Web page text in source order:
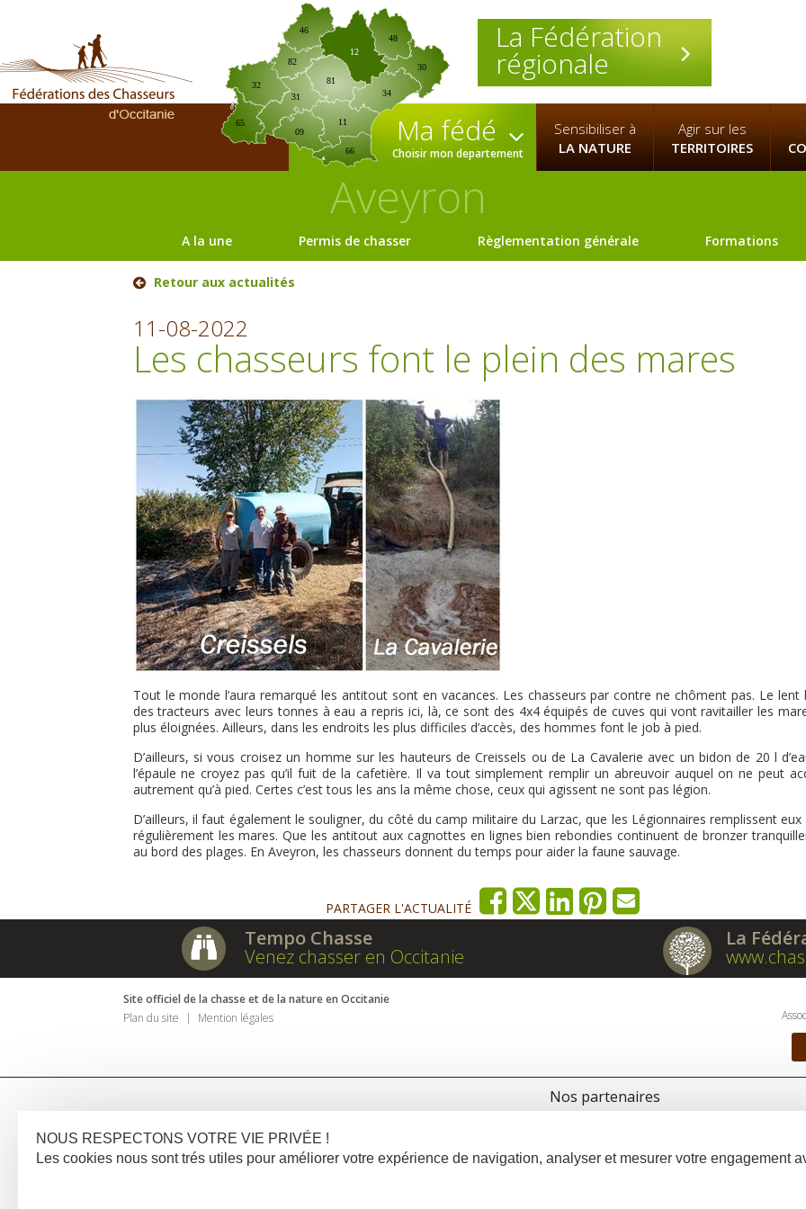
La Fédération
régionale
09
12
30
31
32
34
46
65
66
81
82
11
48
Ma fédé
Choisir mon departement
Sensibiliser à
LA NATURE
Agir sur les
TERRITOIRES
Aveyron
A la une Permis de chasser Règlementation générale Formations
Retour aux actualités
11-08-2022
Les chasseurs font le plein des mares
Tout le monde l’aura remarqué les antitout sont en vacances. Les chasseurs par contre ne chôment pas. Le lent
des tracteurs avec leurs tonnes à eau a repris ici, là, ce sont des 4x4 équipés de cuves qui vont ravitailler les
plus éloignées. Ailleurs, dans les endroits les plus difficiles d’accès, des hommes font le job à pied.
D’ailleurs, si vous croisez un homme sur les hauteurs de Creissels ou de La Cavalerie avec un bidon de 20 l
l’épaule ne croyez pas qu’il fuit de la cafetière. Il va tout simplement remplir un abreuvoir auquel on ne peut
autrement qu’à pied. Certes c’est tous les ans la même chose, ceux qui agissent ne sont pas légion.
D’ailleurs, il faut également le souligner, du côté du camp militaire du Larzac, que les Légionnaires remplissent eux
régulièrement les mares. Que les antitout aux cagnottes en lignes bien rebondies continuent de bronzer
au bord des plages. En Aveyron, les chasseurs donnent du temps pour aider la faune sauvage.
PARTAGER L'ACTUALITÉ
Tempo Chasse
Venez chasser en Occitanie
La
Site officiel de la chasse et de la nature en Occitanie
Plan du site
Mention légales
Nos partenaires
NOUS RESPECTONS VOTRE VIE PRIVÉE !
Les cookies nous sont trés utiles pour améliorer votre expérience de navigation, analyser et mesurer votre engagement